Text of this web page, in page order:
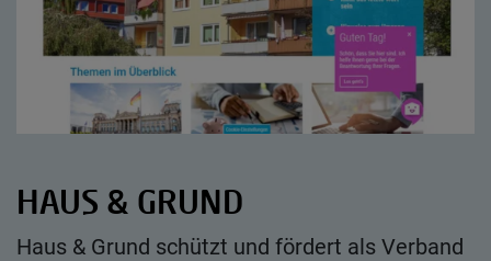
HAUS & GRUND
Haus & Grund schützt und fördert als Verband